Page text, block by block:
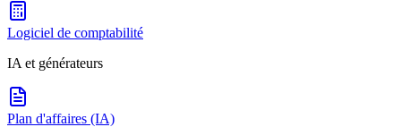
Logiciel de comptabilité
IA et générateurs
Plan d'affaires (IA)